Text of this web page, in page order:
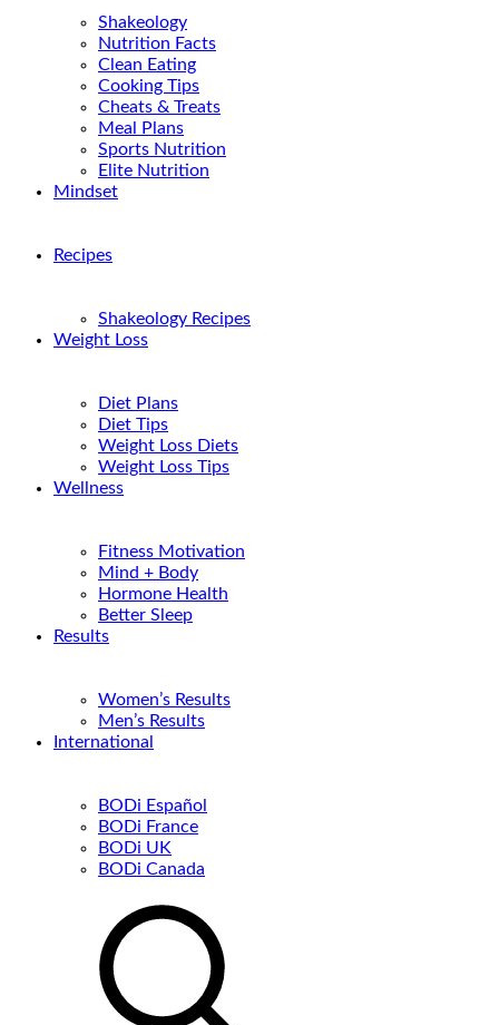
Shakeology
Nutrition Facts
Clean Eating
Cooking Tips
Cheats & Treats
Meal Plans
Sports Nutrition
Elite Nutrition
Mindset
Recipes
Shakeology Recipes
Weight Loss
Diet Plans
Diet Tips
Weight Loss Diets
Weight Loss Tips
Wellness
Fitness Motivation
Mind + Body
Hormone Health
Better Sleep
Results
Women’s Results
Men’s Results
International
BODi Español
BODi France
BODi UK
BODi Canada